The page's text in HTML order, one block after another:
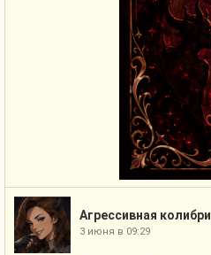
Агрессивная колибри
3 июня в 09:29